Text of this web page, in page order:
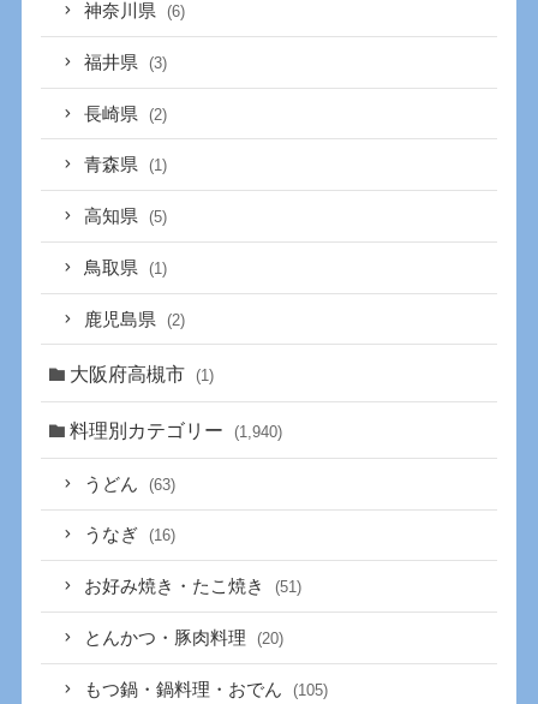
神奈川県 (6)
福井県 (3)
長崎県 (2)
青森県 (1)
高知県 (5)
鳥取県 (1)
鹿児島県 (2)
大阪府高槻市 (1)
料理別カテゴリー (1,940)
うどん (63)
うなぎ (16)
お好み焼き・たこ焼き (51)
とんかつ・豚肉料理 (20)
もつ鍋・鍋料理・おでん (105)